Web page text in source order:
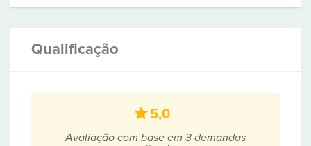
Qualificação
5,0
Avaliação com base em 3 demandas